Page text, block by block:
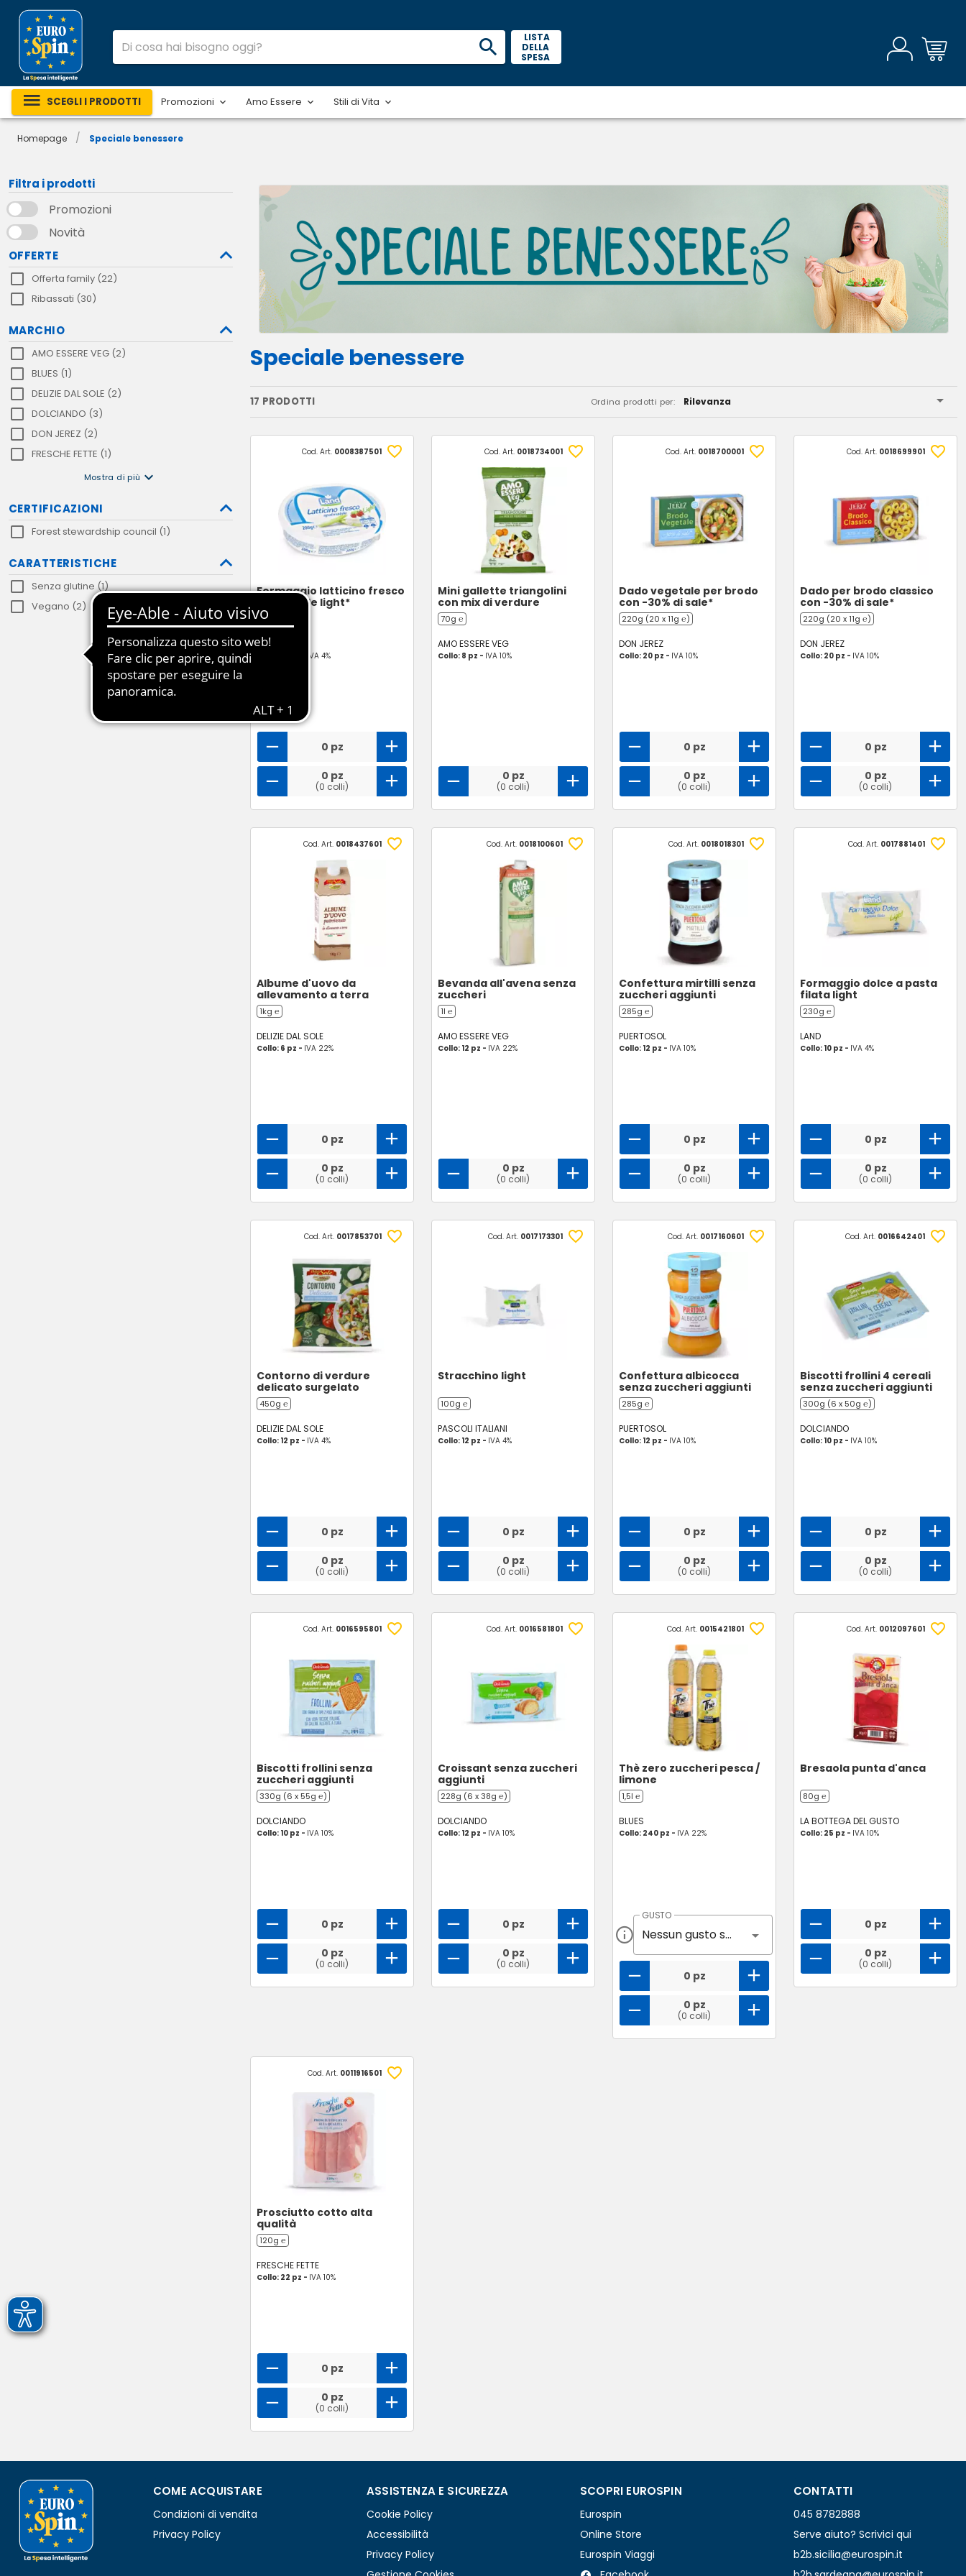
LISTA
DELLA
SPESA
SCEGLI I PRODOTTI Promozioni Amo Essere Stili di Vita
Homepage / Speciale benessere
Filtra i prodotti
Promozioni
Novità
OFFERTE
Offerta family (22)
Ribassati (30)
MARCHIO
AMO ESSERE VEG (2)
BLUES (1)
DELIZIE DAL SOLE (2)
DOLCIANDO (3)
DON JEREZ (2)
FRESCHE FETTE (1)
Mostra di più
CERTIFICAZIONI
Forest stewardship council (1)
CARATTERISTICHE
Senza glutine (1)
Vegano (2)
Speciale benessere
17 PRODOTTI Ordina prodotti per: Rilevanza
Cod. Art. 0008387501
Formaggio latticino fresco
spalmabile light*
200g ℮
LAND
IVA 4%
0 pz
0 pz
(0 colli)
Cod. Art. 0018734001
Mini gallette triangolini
con mix di verdure
70g ℮
AMO ESSERE VEG
Collo: 8 pz - IVA 10%
0 pz
(0 colli)
Cod. Art. 0018700001
Dado vegetale per brodo
con -30% di sale*
220g (20 x 11g ℮)
DON JEREZ
Collo: 20 pz - IVA 10%
0 pz
0 pz
(0 colli)
Cod. Art. 0018699901
Dado per brodo classico
con -30% di sale*
220g (20 x 11g ℮)
DON JEREZ
Collo: 20 pz - IVA 10%
0 pz
0 pz
(0 colli)
Cod. Art. 0018437601
Albume d'uovo da
allevamento a terra
1kg ℮
DELIZIE DAL SOLE
Collo: 6 pz - IVA 22%
0 pz
0 pz
(0 colli)
Cod. Art. 0018100601
Bevanda all'avena senza
zuccheri
1l ℮
AMO ESSERE VEG
Collo: 12 pz - IVA 22%
0 pz
(0 colli)
Cod. Art. 0018018301
Confettura mirtilli senza
zuccheri aggiunti
285g ℮
PUERTOSOL
Collo: 12 pz - IVA 10%
0 pz
0 pz
(0 colli)
Cod. Art. 0017881401
Formaggio dolce a pasta
filata light
230g ℮
LAND
Collo: 10 pz - IVA 4%
0 pz
0 pz
(0 colli)
Cod. Art. 0017853701
Contorno di verdure
delicato surgelato
450g ℮
DELIZIE DAL SOLE
Collo: 12 pz - IVA 4%
0 pz
0 pz
(0 colli)
Cod. Art. 0017173301
Stracchino light
100g ℮
PASCOLI ITALIANI
Collo: 12 pz - IVA 4%
0 pz
0 pz
(0 colli)
Cod. Art. 0017160601
Confettura albicocca
senza zuccheri aggiunti
285g ℮
PUERTOSOL
Collo: 12 pz - IVA 10%
0 pz
0 pz
(0 colli)
Cod. Art. 0016642401
Biscotti frollini 4 cereali
senza zuccheri aggiunti
300g (6 x 50g ℮)
DOLCIANDO
Collo: 10 pz - IVA 10%
0 pz
0 pz
(0 colli)
Cod. Art. 0016595801
Biscotti frollini senza
zuccheri aggiunti
330g (6 x 55g ℮)
DOLCIANDO
Collo: 10 pz - IVA 10%
0 pz
0 pz
(0 colli)
Cod. Art. 0016581801
Croissant senza zuccheri
aggiunti
228g (6 x 38g ℮)
DOLCIANDO
Collo: 12 pz - IVA 10%
0 pz
0 pz
(0 colli)
Cod. Art. 0015421801
Thè zero zuccheri pesca /
limone
1,5l ℮
BLUES
Collo: 240 pz - IVA 22%
GUSTO
Nessun gusto selezionato
0 pz
0 pz
(0 colli)
Cod. Art. 0012097601
Bresaola punta d'anca
80g ℮
LA BOTTEGA DEL GUSTO
Collo: 25 pz - IVA 10%
0 pz
0 pz
(0 colli)
Cod. Art. 0011916501
Prosciutto cotto alta
qualità
120g ℮
FRESCHE FETTE
Collo: 22 pz - IVA 10%
0 pz
0 pz
(0 colli)
COME ACQUISTARE
Condizioni di vendita
Privacy Policy
ASSISTENZA E SICUREZZA
Cookie Policy
Accessibilità
Privacy Policy
SCOPRI EUROSPIN
Eurospin
Online Store
Eurospin Viaggi
CONTATTI
045 8782888
Serve aiuto? Scrivici qui
b2b.sicilia@eurospin.it